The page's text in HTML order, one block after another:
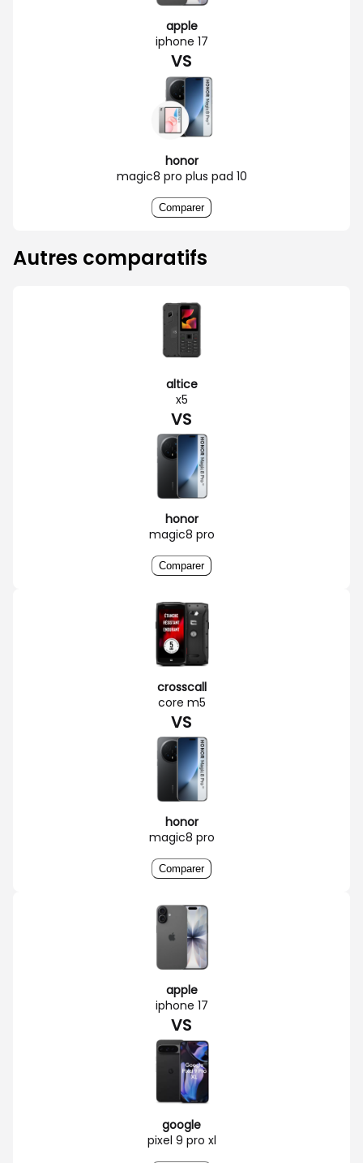
apple
iphone 17
VS
honor
magic8 pro plus pad 10
Comparer
Autres comparatifs
altice
x5
VS
honor
magic8 pro
Comparer
crosscall
core m5
VS
honor
magic8 pro
Comparer
apple
iphone 17
VS
google
pixel 9 pro xl